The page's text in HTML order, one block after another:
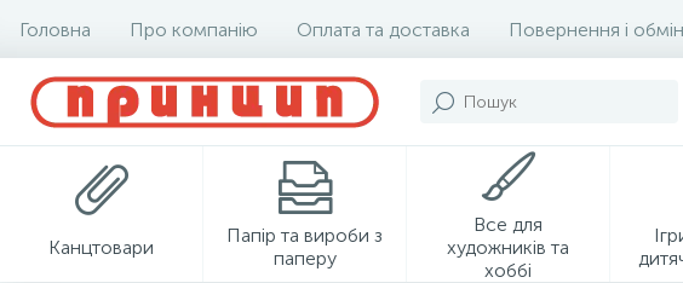
Головна Про компанію Оплата та доставка Повернення і обмін
Канцтовари
Папір та вироби з
паперу
Все для
художників та
хоббі